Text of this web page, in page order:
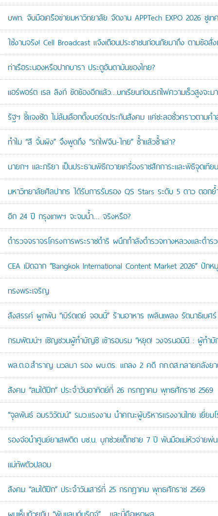
บพท. จับมือเครือข่ายมหาวิทยาลัย จัดงาน APPTech EXPO 2026 ชูเ
ใช้งานจริง! Cell Broadcast แจ้งเตือนประชาชนก่อนภัยมาถึง ตามข้อสั่
ท่าเรือระนองหรือปากบารา ประตูอันดามันของไทย?
แอร์พอร์ต เรล ลิงก์ ขัดข้องอีกแล้ว…บทเรียนก่อนรถไฟความเร็วสูงจะม
รัฐฯ ชี้แจงชัด ไม่ล้มเลือกตั้งบอร์ดประกันสังคม แค่ชะลอชั่วคราวตามค
ทำไม “สี จิ้นผิง” จึงพูดถึง “รถไฟจีน-ไทย” ซ้ำแล้วซ้ำเล่า?
นายกฯ และภริยา เป็นประธานพิธีถวายเครื่องราชสักการะและพิธีจุดเ
มหาวิทยาลัยศิลปากร ได้รับการรับรอง QS Stars ระดับ 5 ดาว ตอก
อีก 24 ปี กรุงเทพฯ จะจมน้ำ… จริงหรือ?
ตำรวจจราจรโครงการพระราชดำริ ผนึกกำลังตำรวจทางหลวงและตำ
CEA เปิดฉาก “Bangkok International Content Market 2026” ปั
ทรงพระเจริญ
สังสรรค์ ผูกพัน “เบิร์ดเดย์ จอนนี่” ร้านอาหาร เพลินเพลง รัตนาธิเบศ
กรมพัฒน์ฯ เชิญชวนผู้ทำบัญชี เข้ารอบรม “หยุด! วงจรนอมินี : ผู้ทำ
พล.ต.อ.สำราญ นวลมา รอง ผบ.ตร. แถลง 2 คดี กก.ดส.ทลายคลังย
สังคม “ลมใต้ปีก” ประจำวันอาทิตย์ที่ 26 กรกฎาคม พุทธศักราช 2569
“จุลพันธ์ อมรวิวัฒน์” รมว.แรงงาน นำคณะผู้บริหารแรงงานไทย เยี่ยม
รองจ๋อนำศูนย์ยาเสพติด บช.น. บุกช่วยเด็กชาย 7 ปี พ้นมือแม่หัวจ่ายพ่น
แม่ทัพตัวปลอม
สังคม “ลมใต้ปีก” ประจำวันเสาร์ที่ 25 กรกฎาคม พุทธศักราช 2569